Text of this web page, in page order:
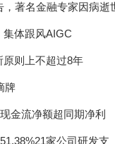
著名金融专家因病逝
体跟风AIGC
则上不超过8年
牌
金流净额超同期净利
家公司研发支